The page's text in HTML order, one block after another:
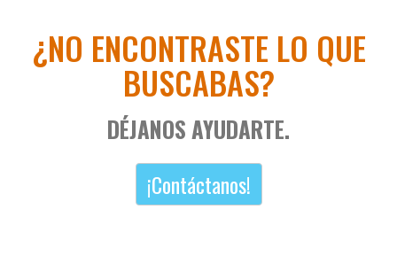
¿NO ENCONTRASTE LO QUE
BUSCABAS?
DÉJANOS AYUDARTE.
¡Contáctanos!